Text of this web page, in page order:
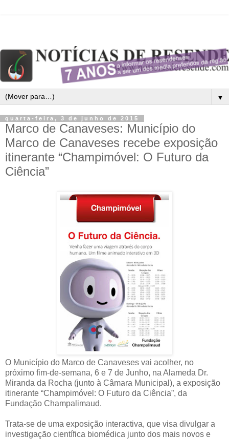
▼
quarta-feira, 3 de junho de 2015
Marco de Canaveses: Município do
Marco de Canaveses recebe exposição
itinerante “Champimóvel: O Futuro da
Ciência”
O Município do Marco de Canaveses vai acolher, no
próximo fim-de-semana, 6 e 7 de Junho, na Alameda Dr.
Miranda da Rocha (junto à Câmara Municipal), a exposição
itinerante “Champimóvel: O Futuro da Ciência”, da
Fundação Champalimaud.
Trata-se de uma exposição interactiva, que visa divulgar a
investigação científica biomédica junto dos mais novos e